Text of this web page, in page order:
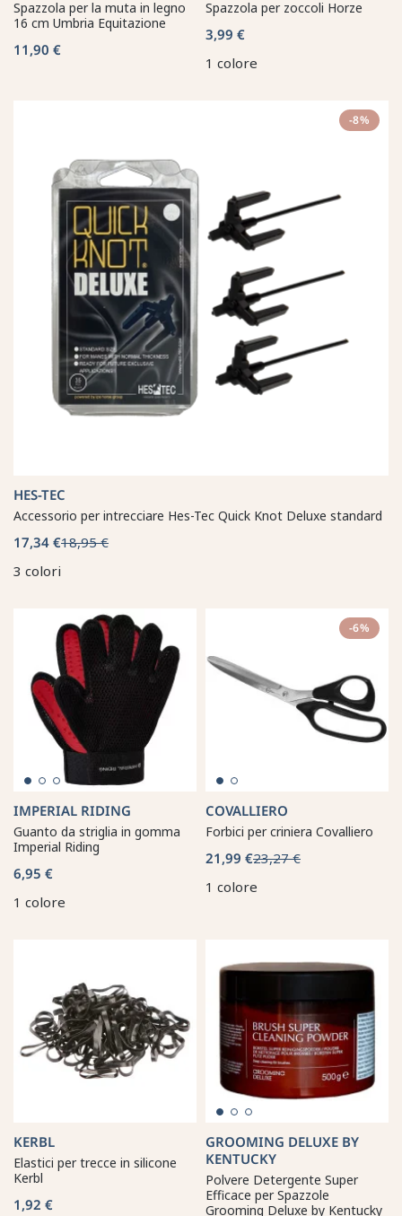
Spazzola per la muta in legno
16 cm Umbria Equitazione
11,90 €
Spazzola per zoccoli Horze
3,99 €
1 colore
-8%
HES-TEC
Accessorio per intrecciare Hes-Tec Quick Knot Deluxe standard
17,34 €18,95 €
3 colori
IMPERIAL RIDING
Guanto da striglia in gomma
Imperial Riding
6,95 €
1 colore
-6%
COVALLIERO
Forbici per criniera Covalliero
21,99 €23,27 €
1 colore
KERBL
Elastici per trecce in silicone
Kerbl
1,92 €
GROOMING DELUXE BY
KENTUCKY
Polvere Detergente Super
Efficace per Spazzole
Grooming Deluxe by Kentucky